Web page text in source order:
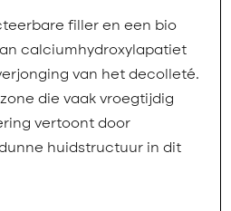
filler en een bio
calciumhydroxylapatiet
van het decolleté.
die vaak vroegtijdig
vertoont door
huidstructuur in dit